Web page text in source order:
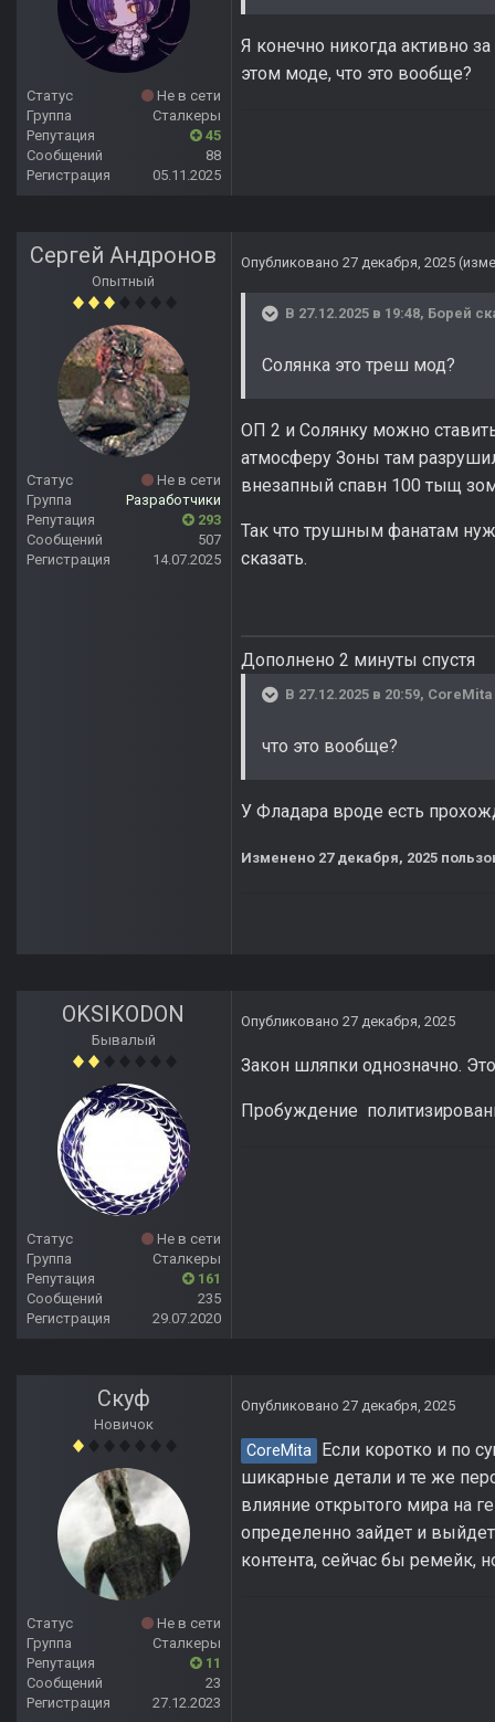
Статус
Не в сети
Группа
Сталкеры
Репутация
45
Сообщений
88
Регистрация
05.11.2025
Я конечно никогда активно
этом моде, что это вообще?
Сергей Андронов
Опытный
Статус
Не в сети
Группа
Разработчики
Репутация
293
Сообщений
507
Регистрация
14.07.2025
Опубликовано 27 декабря, 2025
В 27.12.2025 в 19:48, Борей
Солянка это треш мод?
ОП 2 и Солянку можно
атмосферу Зоны там
внезапный спавн 100 тыщ
Так что трушным фанатам
сказать.
Дополнено 2 минуты спустя
В 27.12.2025 в 20:59, CoreMita
что это вообще?
У Фладара вроде есть
Изменено 27 декабря, 2025
OKSIKODON
Бывалый
Статус
Не в сети
Группа
Сталкеры
Репутация
161
Сообщений
235
Регистрация
29.07.2020
Опубликовано 27 декабря, 2025
Закон шляпки однозначно.
Пробуждение
Скуф
Новичок
Статус
Не в сети
Группа
Сталкеры
Репутация
11
Сообщений
23
Регистрация
27.12.2023
Опубликовано 27 декабря, 2025
CoreMita
Если коротко и по
шикарные детали и те же
влияние открытого мира на
определенно зайдет и
контента, сейчас бы ремейк,